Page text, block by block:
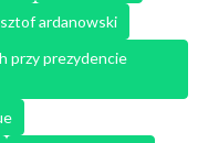
ardanowski
przy prezydencie